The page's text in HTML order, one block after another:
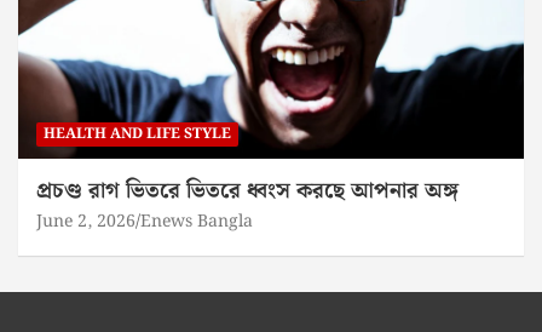
HEALTH AND LIFE STYLE
প্রচণ্ড রাগ ভিতরে ভিতরে ধ্বংস করছে আপনার অঙ্গ
June 2, 2026 Enews Bangla